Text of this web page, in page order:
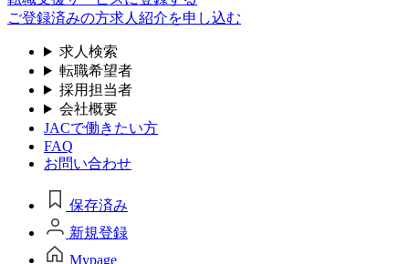
ご登録済みの方求人紹介を申し込む
求人検索
転職希望者
採用担当者
会社概要
JACで働きたい方
FAQ
お問い合わせ
保存済み
新規登録
Mypage